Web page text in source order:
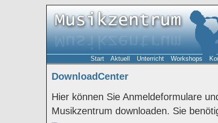
Start Aktuell Unterricht Workshops
DownloadCenter
Hier können Sie Anmeldeformulare
Musikzentrum downloaden. Sie